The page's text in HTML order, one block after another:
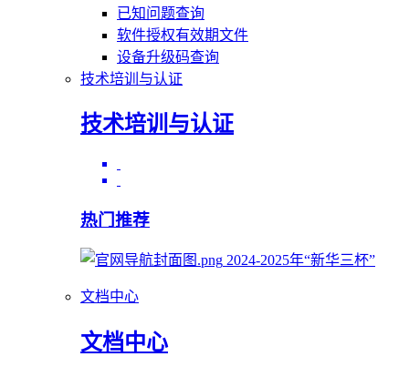
已知问题查询
软件授权有效期文件
设备升级码查询
技术培训与认证
技术培训与认证
热门推荐
2024-2025年“新华三杯”
文档中心
文档中心